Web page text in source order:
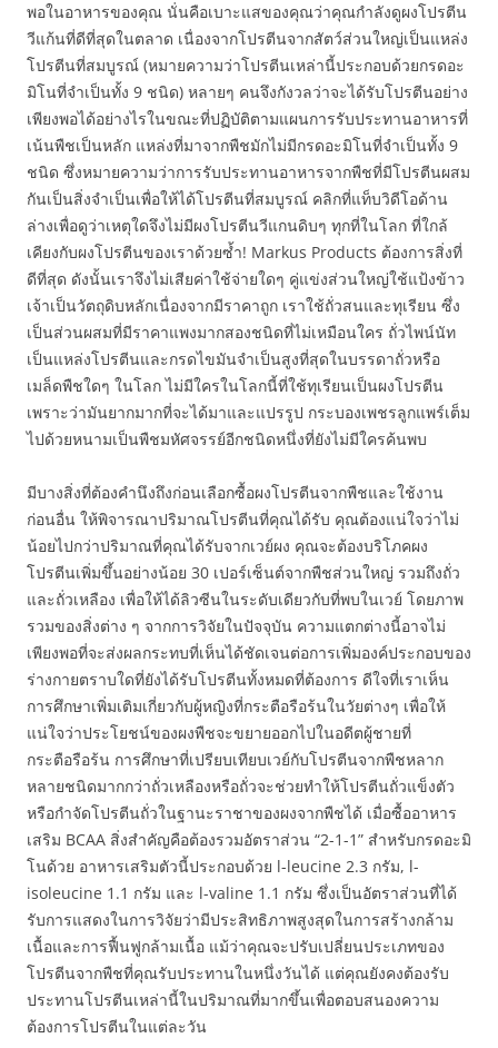
พอในอาหารของคุณ นั่นคือเบาะแสของคุณว่าคุณกำลังดูผงโปรตีน
วีแก้นที่ดีที่สุดในตลาด เนื่องจากโปรตีนจากสัตว์ส่วนใหญ่เป็นแหล่ง
โปรตีนที่สมบูรณ์ (หมายความว่าโปรตีนเหล่านี้ประกอบด้วยกรดอะ
มิโนที่จำเป็นทั้ง 9 ชนิด) หลายๆ คนจึงกังวลว่าจะได้รับโปรตีนอย่าง
เพียงพอได้อย่างไรในขณะที่ปฏิบัติตามแผนการรับประทานอาหารที่
เน้นพืชเป็นหลัก แหล่งที่มาจากพืชมักไม่มีกรดอะมิโนที่จำเป็นทั้ง 9
ชนิด ซึ่งหมายความว่าการรับประทานอาหารจากพืชที่มีโปรตีนผสม
กันเป็นสิ่งจำเป็นเพื่อให้ได้โปรตีนที่สมบูรณ์ คลิกที่แท็บวิดีโอด้าน
ล่างเพื่อดูว่าเหตุใดจึงไม่มีผงโปรตีนวีแกนดิบๆ ทุกที่ในโลก ที่ใกล้
เคียงกับผงโปรตีนของเราด้วยซ้ำ! Markus Products ต้องการสิ่งที่
ดีที่สุด ดังนั้นเราจึงไม่เสียค่าใช้จ่ายใดๆ คู่แข่งส่วนใหญ่ใช้แป้งข้าว
เจ้าเป็นวัตถุดิบหลักเนื่องจากมีราคาถูก เราใช้ถั่วสนและทุเรียน ซึ่ง
เป็นส่วนผสมที่มีราคาแพงมากสองชนิดที่ไม่เหมือนใคร ถั่วไพน์นัท
เป็นแหล่งโปรตีนและกรดไขมันจำเป็นสูงที่สุดในบรรดาถั่วหรือ
เมล็ดพืชใดๆ ในโลก ไม่มีใครในโลกนี้ที่ใช้ทุเรียนเป็นผงโปรตีน
เพราะว่ามันยากมากที่จะได้มาและแปรรูป กระบองเพชรลูกแพร์เต็ม
ไปด้วยหนามเป็นพืชมหัศจรรย์อีกชนิดหนึ่งที่ยังไม่มีใครค้นพบ
มีบางสิ่งที่ต้องคำนึงถึงก่อนเลือกซื้อผงโปรตีนจากพืชและใช้งาน
ก่อนอื่น ให้พิจารณาปริมาณโปรตีนที่คุณได้รับ คุณต้องแน่ใจว่าไม่
น้อยไปกว่าปริมาณที่คุณได้รับจากเวย์ผง คุณจะต้องบริโภคผง
โปรตีนเพิ่มขึ้นอย่างน้อย 30 เปอร์เซ็นต์จากพืชส่วนใหญ่ รวมถึงถั่ว
และถั่วเหลือง เพื่อให้ได้ลิวซีนในระดับเดียวกับที่พบในเวย์ โดยภาพ
รวมของสิ่งต่าง ๆ จากการวิจัยในปัจจุบัน ความแตกต่างนี้อาจไม่
เพียงพอที่จะส่งผลกระทบที่เห็นได้ชัดเจนต่อการเพิ่มองค์ประกอบของ
ร่างกายตราบใดที่ยังได้รับโปรตีนทั้งหมดที่ต้องการ ดีใจที่เราเห็น
การศึกษาเพิ่มเติมเกี่ยวกับผู้หญิงที่กระตือรือร้นในวัยต่างๆ เพื่อให้
แน่ใจว่าประโยชน์ของผงพืชจะขยายออกไปในอดีตผู้ชายที่
กระตือรือร้น การศึกษาที่เปรียบเทียบเวย์กับโปรตีนจากพืชหลาก
หลายชนิดมากกว่าถั่วเหลืองหรือถั่วจะช่วยทำให้โปรตีนถั่วแข็งตัว
หรือกำจัดโปรตีนถั่วในฐานะราชาของผงจากพืชได้ เมื่อซื้ออาหาร
เสริม BCAA สิ่งสำคัญคือต้องรวมอัตราส่วน “2-1-1” สำหรับกรดอะมิ
โนด้วย อาหารเสริมตัวนี้ประกอบด้วย l-leucine 2.3 กรัม, l-
isoleucine 1.1 กรัม และ l-valine 1.1 กรัม ซึ่งเป็นอัตราส่วนที่ได้
รับการแสดงในการวิจัยว่ามีประสิทธิภาพสูงสุดในการสร้างกล้าม
เนื้อและการฟื้นฟูกล้ามเนื้อ แม้ว่าคุณจะปรับเปลี่ยนประเภทของ
โปรตีนจากพืชที่คุณรับประทานในหนึ่งวันได้ แต่คุณยังคงต้องรับ
ประทานโปรตีนเหล่านี้ในปริมาณที่มากขึ้นเพื่อตอบสนองความ
ต้องการโปรตีนในแต่ละวัน